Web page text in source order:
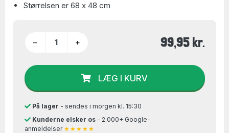
Størrelsen er 68 x 48 cm
− + 99,95 kr.
LÆG I KURV
På lager - sendes i morgen kl. 15:30
Kunderne elsker os- 2.000+ Google-
anmeldelser ★★★★★